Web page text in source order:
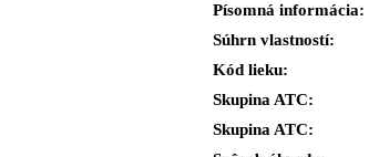
Písomná informácia:
Súhrn vlastností:
Kód lieku:
Skupina ATC:
Skupina ATC: